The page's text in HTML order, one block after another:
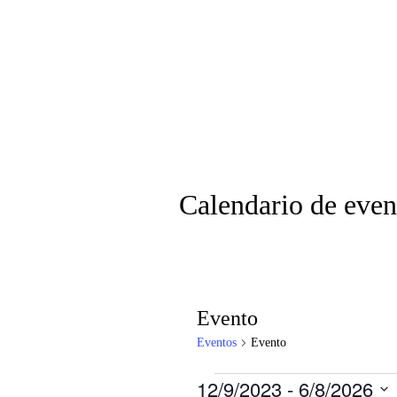
Calendario de
Evento
Eventos Evento
Eventos
12/9/2023 - 6/8/2026